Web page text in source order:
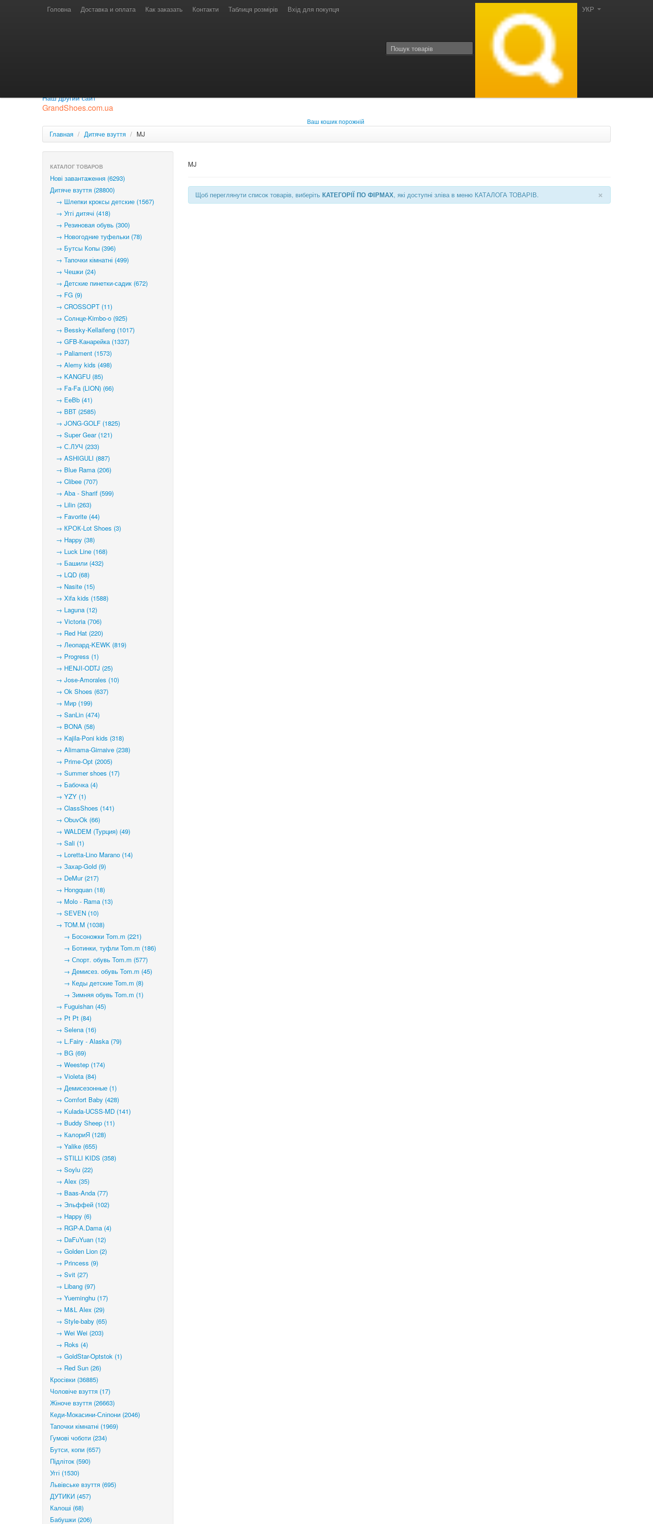
Головна Доставка и оплата Как заказать Контакти Таблиця розмірів Вхід для покупця УКР
Лайф: (063) 527-76-88 МТС: (050) 967-41-33
Наш другий сайт
GrandShoes.com.ua
Ваш кошик порожній
Главная / Дитяче взуття / MJ
КАТАЛОГ ТОВАРОВ
Нові завантаження (6293)
Дитяче взуття (28800)
→ Шлепки кроксы детские (1567)
→ Уггі дитячі (418)
→ Резиновая обувь (300)
→ Новогодние туфельки (78)
→ Бутсы Копы (396)
→ Тапочки кімнатні (499)
→ Чешки (24)
→ Детские пинетки-садик (672)
→ FG (9)
→ CROSSOPT (11)
→ Солнце-Kimbo-o (925)
→ Bessky-Kellaifeng (1017)
→ GFB-Канарейка (1337)
→ Paliament (1573)
→ Alemy kids (498)
→ KANGFU (85)
→ Fa-Fa (LION) (66)
→ EeBb (41)
→ ВВТ (2585)
→ JONG-GOLF (1825)
→ Super Gear (121)
→ С.ЛУЧ (233)
→ ASHIGULI (887)
→ Blue Rama (206)
→ Clibee (707)
→ Aba - Sharif (599)
→ Lilin (263)
→ Favorite (44)
→ КРОК-Lot Shoes (3)
→ Happy (38)
→ Luck Line (168)
→ Башили (432)
→ LQD (68)
→ Nasite (15)
→ Xifa kids (1588)
→ Laguna (12)
→ Victoria (706)
→ Red Hat (220)
→ Леопард-KEWK (819)
→ Progress (1)
→ HENJI-ODTJ (25)
→ Jose-Amorales (10)
→ Ok Shoes (637)
→ Мир (199)
→ SanLin (474)
→ BONA (58)
→ Kajila-Poni kids (318)
→ Alimama-Girnaive (238)
→ Prime-Opt (2005)
→ Summer shoes (17)
→ Бабочка (4)
→ YZY (1)
→ ClassShoes (141)
→ ObuvOk (66)
→ WALDEM (Турция) (49)
→ Sali (1)
→ Loretta-Lino Marano (14)
→ Захар-Gold (9)
→ DeMur (217)
→ Hongquan (18)
→ Molo - Rama (13)
→ SEVEN (10)
→ TOM.M (1038)
→ Босоножки Tom.m (221)
→ Ботинки, туфли Tom.m (186)
→ Спорт. обувь Tom.m (577)
→ Демисез. обувь Tom.m (45)
→ Кеды детские Tom.m (8)
→ Зимняя обувь Tom.m (1)
→ Fuguishan (45)
→ Pt Pt (84)
→ Selena (16)
→ L.Fairy - Alaska (79)
→ BG (69)
→ Weestep (174)
→ Violeta (84)
→ Демисезонные (1)
→ Comfort Baby (428)
→ Kulada-UCSS-MD (141)
→ Buddy Sheep (11)
→ КалориЯ (128)
→ Yalike (655)
→ STILLI KIDS (358)
→ Soylu (22)
→ Alex (35)
→ Baas-Anda (77)
→ Эльффей (102)
→ Happy (6)
→ RGP-A.Dama (4)
→ DaFuYuan (12)
→ Golden Lion (2)
→ Princess (9)
→ Svit (27)
→ Libang (97)
→ Yueminghu (17)
→ M&L Alex (29)
→ Style-baby (65)
→ Wei Wei (203)
→ Roks (4)
→ GoldStar-Optstok (1)
→ Red Sun (26)
Кросівки (36885)
Чоловіче взуття (17)
Жіноче взуття (26663)
Кеди-Мокасини-Сліпони (2046)
Тапочки кімнатні (1969)
Гумові чоботи (234)
Бутси, копи (657)
Підліток (590)
Уггі (1530)
Львівське взуття (695)
ДУТИКИ (457)
Калоші (68)
Бабушки (206)
MJ
×
Щоб переглянути список товарів, виберіть КАТЕГОРІЇ ПО ФІРМАХ, які доступні зліва в меню КАТАЛОГА ТОВАРІВ.